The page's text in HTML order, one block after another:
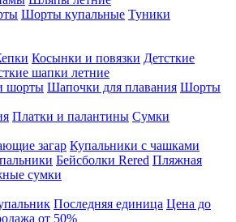
Шорты купальные Туники
Косынки и повязки Детсткие
шапки летние
шорты Шапочки для плавания Шорты
Платки и палантины Сумки
загар Купальники с чашками
Бейсболки Rered Пляжная
сумки
Последняя единица Цена до
от 50%